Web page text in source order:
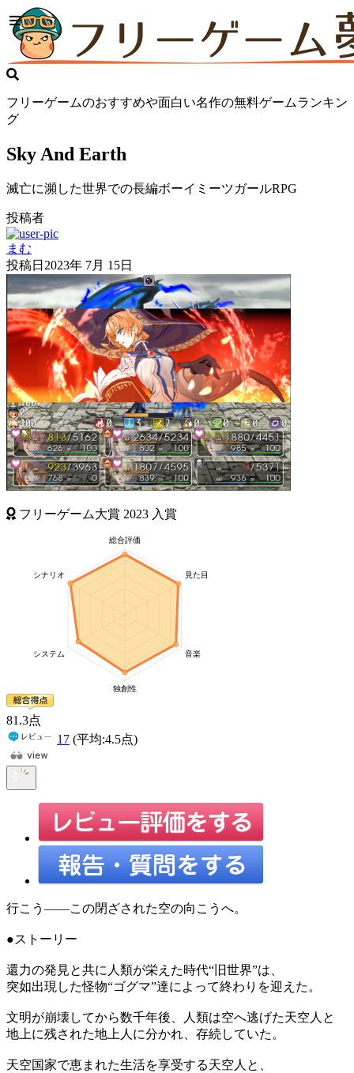
フリーゲームのおすすめや面白い名作の無料ゲームランキン
グ
Sky And Earth
滅亡に瀕した世界での長編ボーイミーツガールRPG
投稿者
まむ
投稿日 2023年 7月 15日
フリーゲーム大賞 2023 入賞
81 .3点
17 (平均:4.5点)
行こう――この閉ざされた空の向こうへ。
●ストーリー
還力の発見と共に人類が栄えた時代“旧世界”は、
突如出現した怪物“ゴグマ”達によって終わりを迎えた。
文明が崩壊してから数千年後、人類は空へ逃げた天空人と
地上に残された地上人に分かれ、存続していた。
天空国家で恵まれた生活を享受する天空人と、